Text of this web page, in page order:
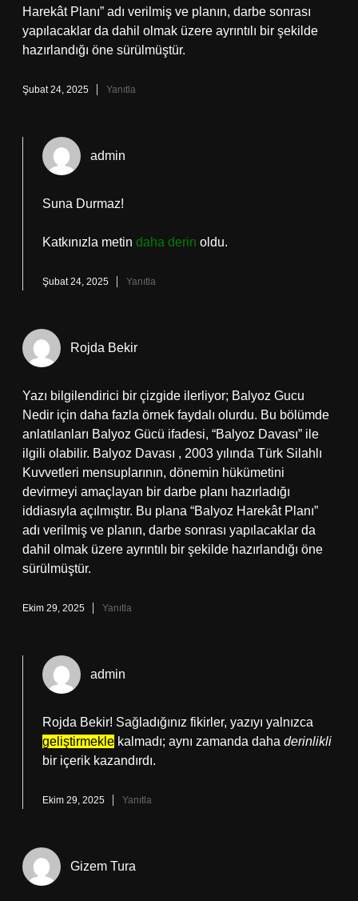
Harekât Planı” adı verilmiş ve planın, darbe sonrası
yapılacaklar da dahil olmak üzere ayrıntılı bir şekilde
hazırlandığı öne sürülmüştür.
Şubat 24, 2025 Yanıtla
admin
Suna Durmaz!
Katkınızla metin daha derin oldu.
Şubat 24, 2025 Yanıtla
Rojda Bekir
Yazı bilgilendirici bir çizgide ilerliyor; Balyoz Gucu
Nedir için daha fazla örnek faydalı olurdu. Bu bölümde
anlatılanları Balyoz Gücü ifadesi, “Balyoz Davası” ile
ilgili olabilir. Balyoz Davası , 2003 yılında Türk Silahlı
Kuvvetleri mensuplarının, dönemin hükümetini
devirmeyi amaçlayan bir darbe planı hazırladığı
iddiasıyla açılmıştır. Bu plana “Balyoz Harekât Planı”
adı verilmiş ve planın, darbe sonrası yapılacaklar da
dahil olmak üzere ayrıntılı bir şekilde hazırlandığı öne
sürülmüştür.
Ekim 29, 2025 Yanıtla
admin
Rojda Bekir! Sağladığınız fikirler, yazıyı yalnızca
geliştirmekle kalmadı; aynı zamanda daha derinlikli
bir içerik kazandırdı.
Ekim 29, 2025 Yanıtla
Gizem Tura